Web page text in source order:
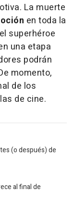
La muerte
en toda la
superhéroe
una etapa
podrán
momento,
de los
de cine.
(o después) de
al final de